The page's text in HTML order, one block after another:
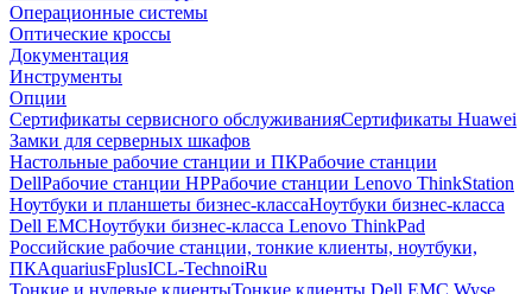
Операционные системы
Оптические кроссы
Документация
Инструменты
Опции
Сертификаты сервисного обслуживанияСертификаты Huawei
Замки для серверных шкафов
Настольные рабочие станции и ПКРабочие станции
DellРабочие станции HPРабочие станции Lenovo ThinkStation
Ноутбуки и планшеты бизнес-классаНоутбуки бизнес-класса
Dell EMCНоутбуки бизнес-класса Lenovo ThinkPad
Российские рабочие станции, тонкие клиенты, ноутбуки,
ПКAquariusFplusICL-TechnoiRu
Тонкие и нулевые клиентыТонкие клиенты Dell EMC Wyse